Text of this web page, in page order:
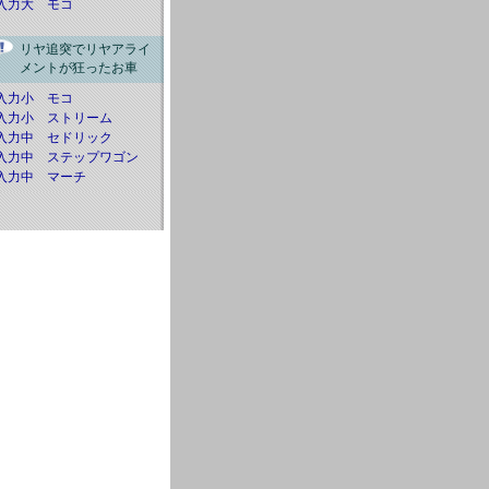
力大 モコ
リヤ追突でリヤアライ
メントが狂ったお車
力小 モコ
力小 ストリーム
力中 セドリック
力中 ステップワゴン
力中 マーチ